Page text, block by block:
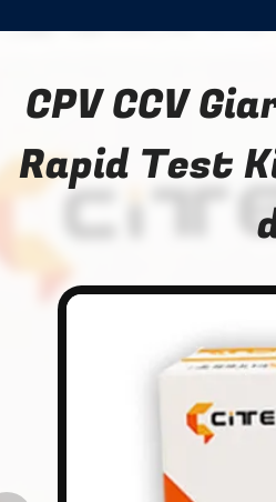
CPV CCV
Rapid Test